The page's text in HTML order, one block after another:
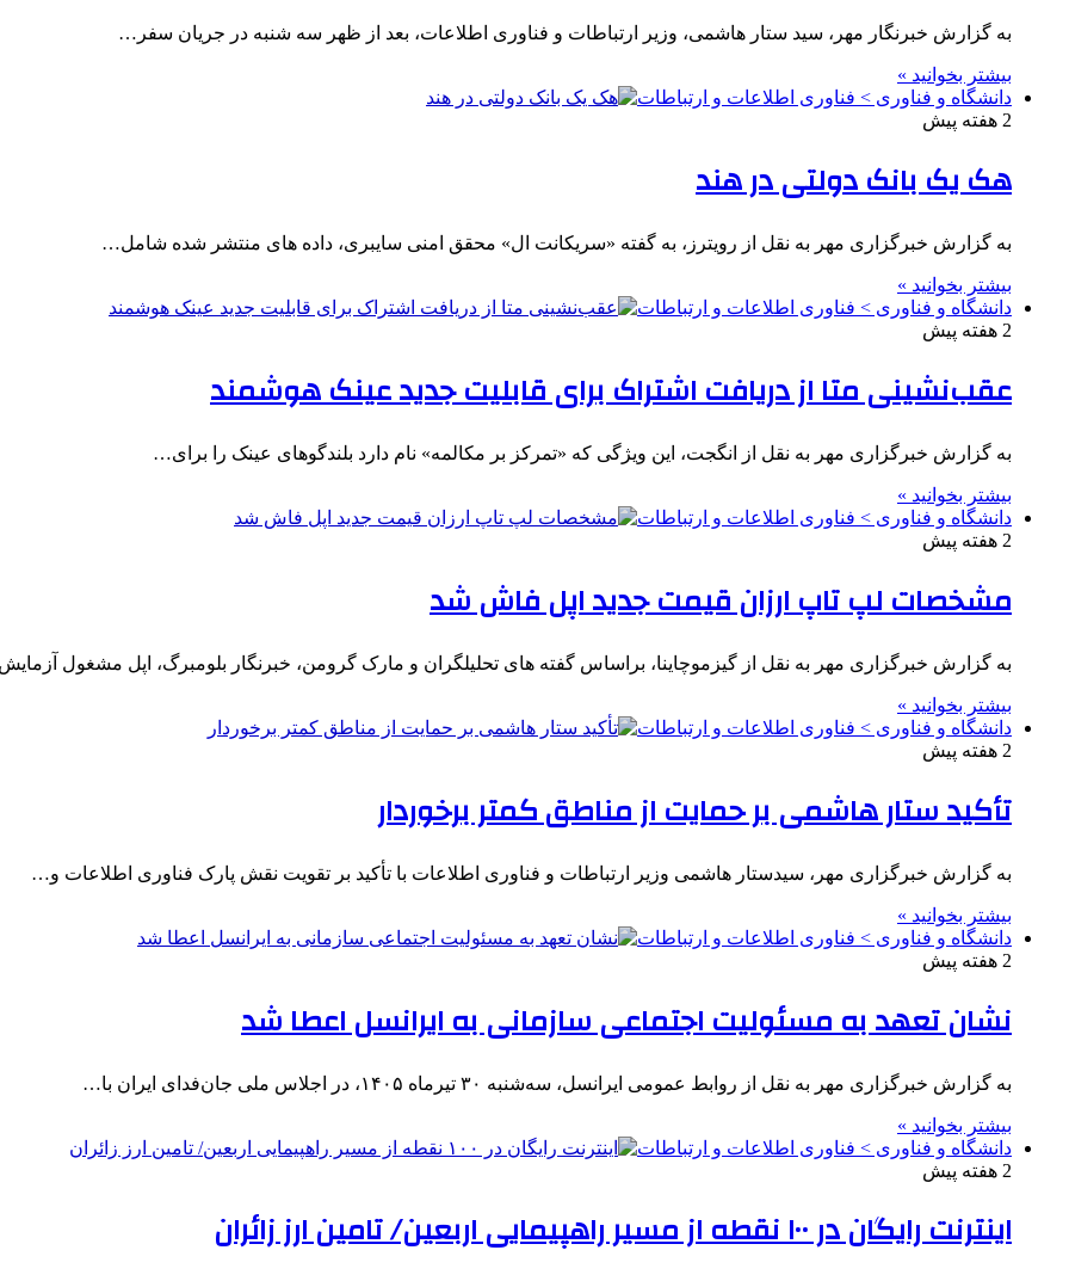
به گزارش خبرنگار مهر، سید ستار هاشمی، وزیر ارتباطات و فناوری اطلاعات، بعد از ظهر سه شنبه در جریان سفر…
بیشتر بخوانید »
دانشگاه و فناوری > فناوری اطلاعات و ارتباطات
2 هفته پیش
هک یک بانک دولتی در هند
به گزارش خبرگزاری مهر به نقل از رویترز، به گفته «سریکانت ال» محقق امنی سایبری، داده های منتشر شده شامل…
بیشتر بخوانید »
دانشگاه و فناوری > فناوری اطلاعات و ارتباطات
2 هفته پیش
عقب‌نشینی متا از دریافت اشتراک برای قابلیت جدید عینک هوشمند
به گزارش خبرگزاری مهر به نقل از انگجت، این ویژگی که «تمرکز بر مکالمه» نام دارد بلندگوهای عینک را برای…
بیشتر بخوانید »
دانشگاه و فناوری > فناوری اطلاعات و ارتباطات
2 هفته پیش
مشخصات لپ تاپ ارزان قیمت جدید اپل فاش شد
به گزارش خبرگزاری مهر به نقل از گیزموچاینا، براساس گفته های تحلیلگران و مارک گرومن، خبرنگار بلومبرگ، اپل مشغول
بیشتر بخوانید »
دانشگاه و فناوری > فناوری اطلاعات و ارتباطات
2 هفته پیش
تأکید ستار هاشمی بر حمایت از مناطق کمتر برخوردار
به گزارش خبرگزاری مهر، سیدستار هاشمی وزیر ارتباطات و فناوری اطلاعات با تأکید بر تقویت نقش پارک فناوری اطلاعات و…
بیشتر بخوانید »
دانشگاه و فناوری > فناوری اطلاعات و ارتباطات
2 هفته پیش
نشان تعهد به مسئولیت اجتماعی سازمانی به ایرانسل اعطا شد
به گزارش خبرگزاری مهر به نقل از روابط عمومی ایرانسل، سه‌شنبه ۳۰ تیرماه ۱۴۰۵، در اجلاس ملی جان‌فدای ایران با…
بیشتر بخوانید »
دانشگاه و فناوری > فناوری اطلاعات و ارتباطات
2 هفته پیش
اینترنت رایگان در ۱۰۰ نقطه از مسیر راهپیمایی اربعین/ تامین ارز زائران